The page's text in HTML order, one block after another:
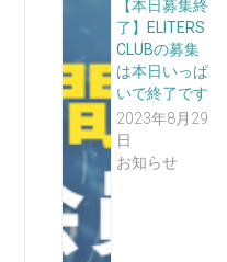
【本日募集終
了】ELITERS
CLUBの募集
は本日いっぱ
いで終了です
2023年8月29
日
お知らせ